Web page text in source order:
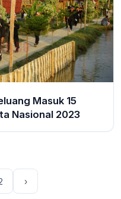
Masuk 15
Nasional 2023
›